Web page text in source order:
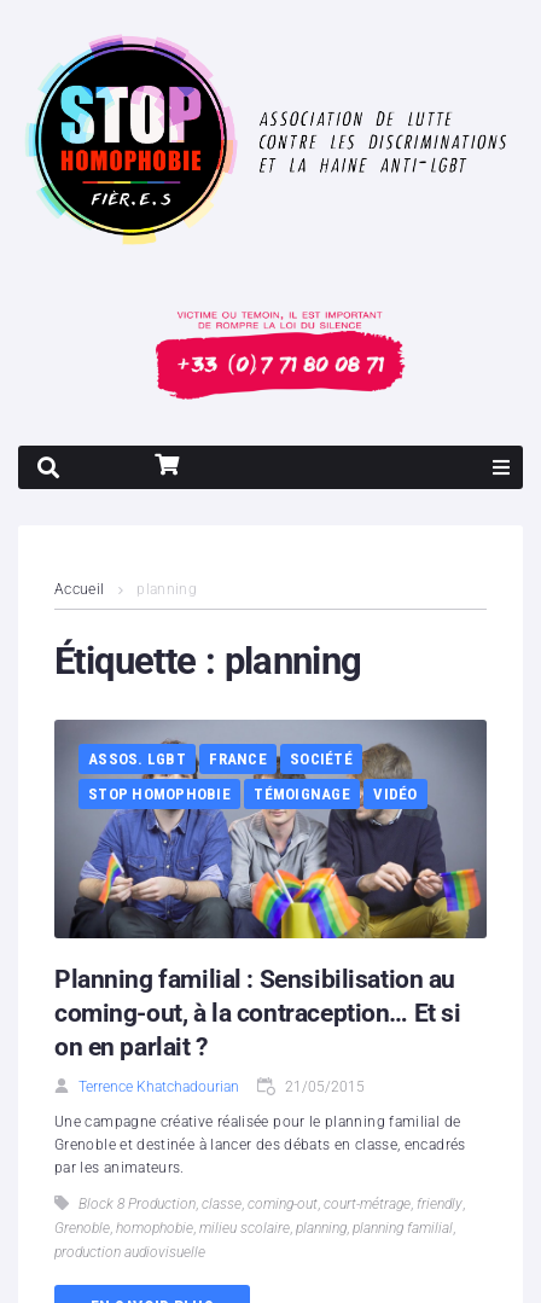
Contenus litigieux
Boutique
Partenaires
Contacts
Hébergement solidaire
Accueil planning
Étiquette : planning
ASSOS. LGBT FRANCE
SOCIÉTÉ
STOP HOMOPHOBIE
TÉMOIGNAGE VIDÉO
Planning familial : Sensibilisation au
coming-out, à la contraception… Et si
on en parlait ?
Terrence Khatchadourian 21/05/2015
Une campagne créative réalisée pour le planning familial de
Grenoble et destinée à lancer des débats en classe, encadrés
par les animateurs.
Block 8 Production, classe, coming-out, court-métrage, friendly,
Grenoble, homophobie, milieu scolaire, planning, planning familial,
production audiovisuelle